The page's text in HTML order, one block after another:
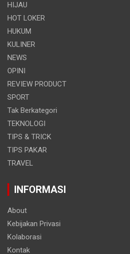
HIJAU
HOT LOKER
HUKUM
KULINER
NEWS
OPINI
REVIEW PRODUCT
SPORT
Tak Berkategori
TEKNOLOGI
TIPS & TRICK
TIPS PAKAR
TRAVEL
INFORMASI
About
Kebijakan Privasi
Kolaborasi
Kontak